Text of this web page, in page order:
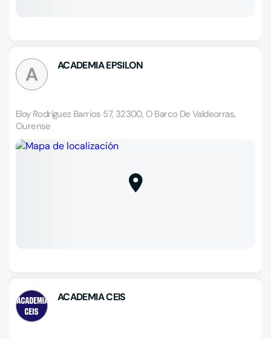
A ACADEMIA EPSILON
Eloy Rodríguez Barrios 57, 32300, O Barco De Valdeorras,
Ourense
ACADEMIA CEIS